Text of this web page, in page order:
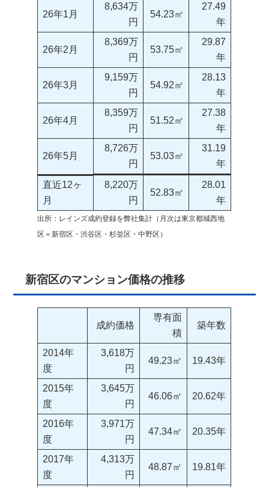
26年1月
8,634万
円
54.23㎡
27.49
年
26年2月
8,369万
円
53.75㎡
29.87
年
26年3月
9,159万
円
54.92㎡
28.13
年
26年4月
8,359万
円
51.52㎡
27.38
年
26年5月
8,726万
円
53.03㎡
31.19
年
直近12ヶ
月
8,220万
円
52.83㎡
28.01
年
出所：レインズ成約登録を弊社集計（月次は東京都城西地
区＝新宿区・渋谷区・杉並区・中野区）
新宿区のマンション価格の推移
成約価格
専有面
積
築年数
2014年
度
3,618万
円
49.23㎡ 19.43年
2015年
度
3,645万
円
46.06㎡ 20.62年
2016年
度
3,971万
円
47.34㎡ 20.35年
2017年
度
4,313万
円
48.87㎡ 19.81年